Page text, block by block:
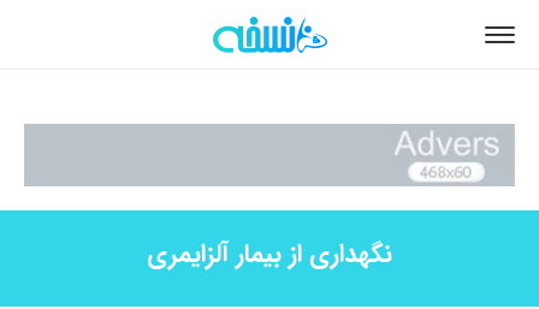
نگهداری از بیمار آلزایمری